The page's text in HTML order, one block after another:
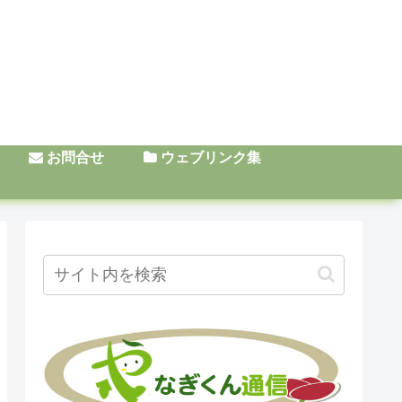
お問合せ ウェブリンク集